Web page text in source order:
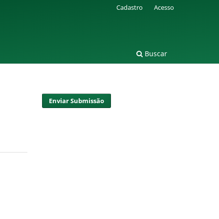
Buscar
Cadastro Acesso
Enviar Submissão